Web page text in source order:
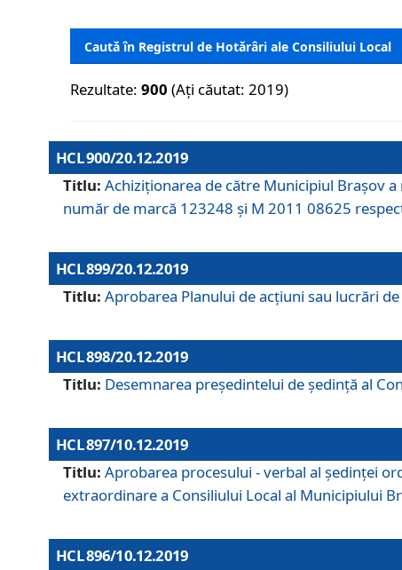
Caută în Registrul de Hotărâri ale Consiliului Local
Rezultate:900 (Ați căutat: 2019)
HCL 900/20.12.2019
Titlu: Achiziționarea de către Municipiul Brașov
număr de marcă 123248 și M 2011 08625
HCL 899/20.12.2019
Titlu: Aprobarea Planului de acţiuni sau lucrări
HCL 898/20.12.2019
Titlu: Desemnarea preşedintelui de şedinţă al
HCL 897/10.12.2019
Titlu: Aprobarea procesului - verbal al şedinţei
extraordinare a Consiliului Local al Municipiului
HCL 896/10.12.2019